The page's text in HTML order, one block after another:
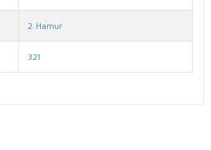
2. Hamur
321